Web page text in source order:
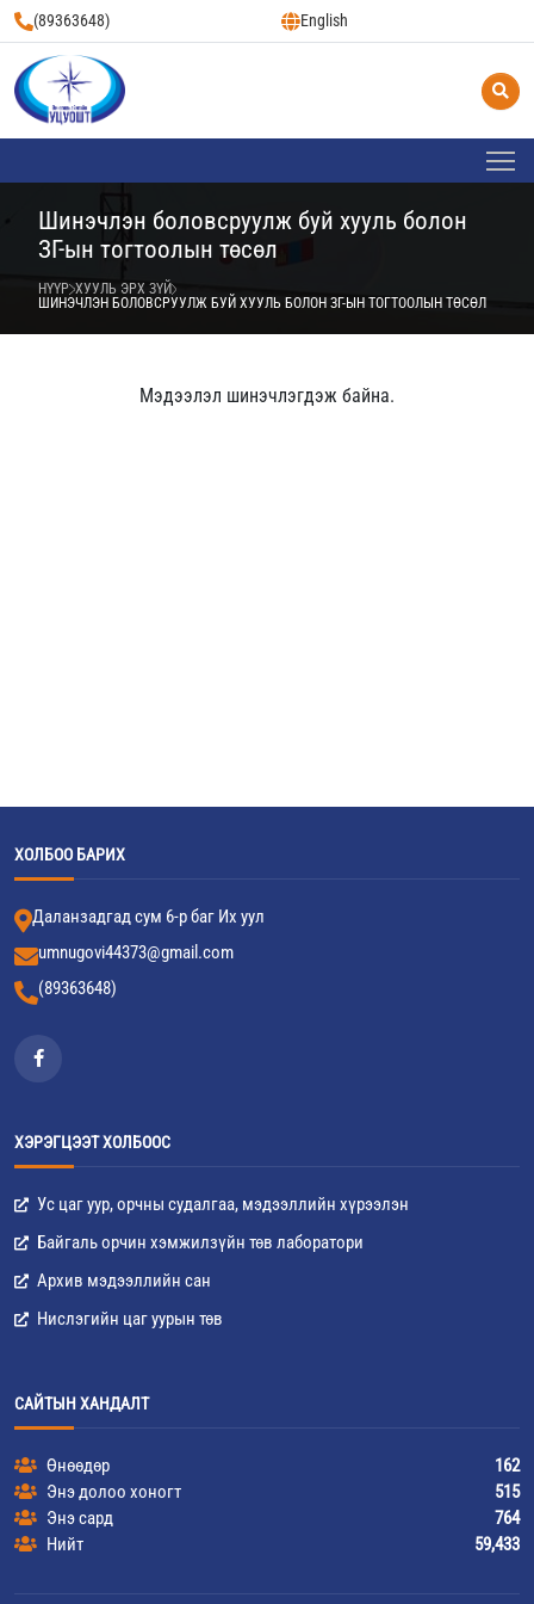
(89363648) English
Шинэчлэн боловсруулж буй хууль болон
ЗГ-ын тогтоолын төсөл
НҮҮР ХУУЛЬ ЭРХ ЗҮЙ
ШИНЭЧЛЭН БОЛОВСРУУЛЖ БУЙ ХУУЛЬ БОЛОН ЗГ-ЫН ТОГТООЛЫН ТӨСӨЛ
Мэдээлэл шинэчлэгдэж байна.
ХОЛБОО БАРИХ
Даланзадгад сум 6-р баг Их уул
umnugovi44373@gmail.com
(89363648)
ХЭРЭГЦЭЭТ ХОЛБООС
Ус цаг уур, орчны судалгаа, мэдээллийн хүрээлэн
Байгаль орчин хэмжилзүйн төв лаборатори
Архив мэдээллийн сан
Нислэгийн цаг уурын төв
САЙТЫН ХАНДАЛТ
Өнөөдөр
162
Энэ долоо хоногт
515
Энэ сард
764
Нийт
59,433